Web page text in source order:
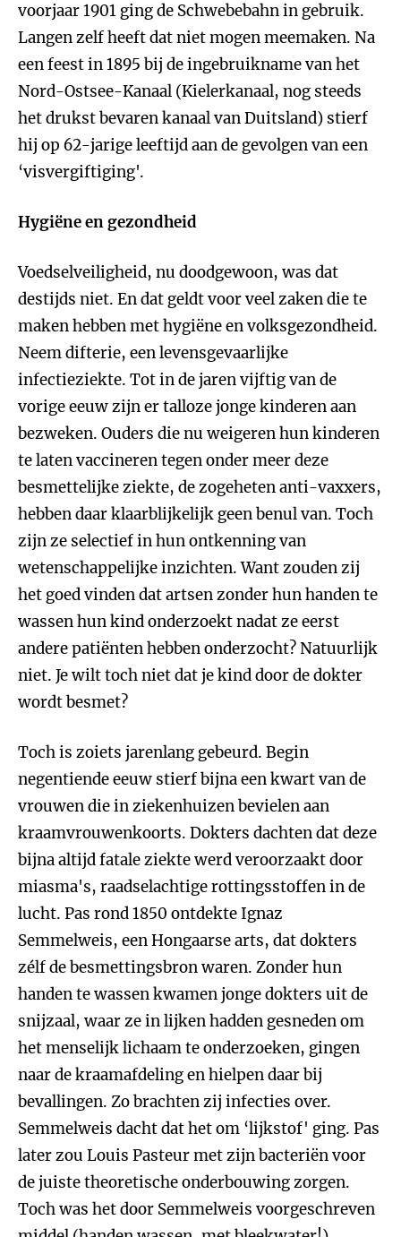
voorjaar 1901 ging de Schwebebahn in gebruik.
Langen zelf heeft dat niet mogen meemaken. Na
een feest in 1895 bij de ingebruikname van het
Nord-Ostsee-Kanaal (Kielerkanaal, nog steeds
het drukst bevaren kanaal van Duitsland) stierf
hij op 62-jarige leeftijd aan de gevolgen van een
‘visvergiftiging'.
Hygiëne en gezondheid
Voedselveiligheid, nu doodgewoon, was dat
destijds niet. En dat geldt voor veel zaken die te
maken hebben met hygiëne en volksgezondheid.
Neem difterie, een levensgevaarlijke
infectieziekte. Tot in de jaren vijftig van de
vorige eeuw zijn er talloze jonge kinderen aan
bezweken. Ouders die nu weigeren hun kinderen
te laten vaccineren tegen onder meer deze
besmettelijke ziekte, de zogeheten anti-vaxxers,
hebben daar klaarblijkelijk geen benul van. Toch
zijn ze selectief in hun ontkenning van
wetenschappelijke inzichten. Want zouden zij
het goed vinden dat artsen zonder hun handen te
wassen hun kind onderzoekt nadat ze eerst
andere patiënten hebben onderzocht? Natuurlijk
niet. Je wilt toch niet dat je kind door de dokter
wordt besmet?
Toch is zoiets jarenlang gebeurd. Begin
negentiende eeuw stierf bijna een kwart van de
vrouwen die in ziekenhuizen bevielen aan
kraamvrouwenkoorts. Dokters dachten dat deze
bijna altijd fatale ziekte werd veroorzaakt door
miasma's, raadselachtige rottingsstoffen in de
lucht. Pas rond 1850 ontdekte Ignaz
Semmelweis, een Hongaarse arts, dat dokters
zélf de besmettingsbron waren. Zonder hun
handen te wassen kwamen jonge dokters uit de
snijzaal, waar ze in lijken hadden gesneden om
het menselijk lichaam te onderzoeken, gingen
naar de kraamafdeling en hielpen daar bij
bevallingen. Zo brachten zij infecties over.
Semmelweis dacht dat het om ‘lijkstof' ging. Pas
later zou Louis Pasteur met zijn bacteriën voor
de juiste theoretische onderbouwing zorgen.
Toch was het door Semmelweis voorgeschreven